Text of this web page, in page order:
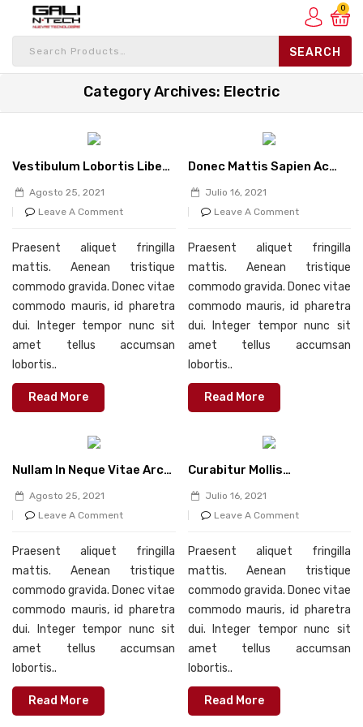
0
Category Archives: Electric
Vestibulum Lobortis Libero
Volutpat Volutpat
Bibendum
Agosto 25, 2021
Leave A Comment
Praesent aliquet fringilla
mattis. Aenean tristique
commodo gravida. Donec vitae
commodo mauris, id pharetra
dui. Integer tempor nunc sit
amet tellus accumsan
lobortis..
Read More
Nullam In Neque Vitae Arcu
Auctor Feugiat
Agosto 25, 2021
Leave A Comment
Praesent aliquet fringilla
mattis. Aenean tristique
commodo gravida. Donec vitae
commodo mauris, id pharetra
dui. Integer tempor nunc sit
amet tellus accumsan
lobortis..
Read More
Donec Mattis Sapien Ac
Dolor Euismod Varius.
Julio 16, 2021
Leave A Comment
Praesent aliquet fringilla
mattis. Aenean tristique
commodo gravida. Donec vitae
commodo mauris, id pharetra
dui. Integer tempor nunc sit
amet tellus accumsan
lobortis..
Read More
Curabitur Mollis
Sollicitudin Purus Id
Pulvinar. Integer Massa
Gravida.
Julio 16, 2021
Leave A Comment
Praesent aliquet fringilla
mattis. Aenean tristique
commodo gravida. Donec vitae
commodo mauris, id pharetra
dui. Integer tempor nunc sit
amet tellus accumsan
lobortis..
Read More